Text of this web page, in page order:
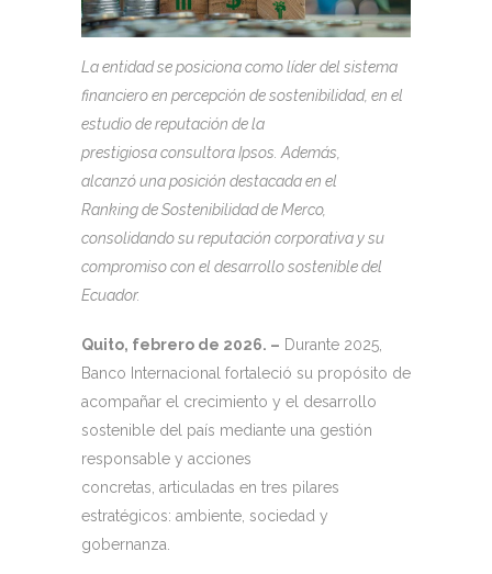
La entidad se posiciona como líder del sistema
financiero en percepción de sostenibilidad, en el
estudio de reputación de la
prestigiosa consultora Ipsos. Además,
alcanzó una posición destacada en el
Ranking de Sostenibilidad de Merco,
consolidando su reputación corporativa y su
compromiso con el desarrollo sostenible del
Ecuador.
Quito, febrero de 2026. – Durante 2025,
Banco Internacional fortaleció su propósito de
acompañar el crecimiento y el desarrollo
sostenible del país mediante una gestión
responsable y acciones
concretas, articuladas en tres pilares
estratégicos: ambiente, sociedad y
gobernanza.